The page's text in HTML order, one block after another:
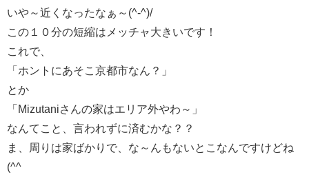
いや～近くなったなぁ～(^-^)/
この１０分の短縮はメッチャ大きいです！
これで、
「ホントにあそこ京都市なん？」
とか
「Mizutaniさんの家はエリア外やわ～」
なんてこと、言われずに済むかな？？
ま、周りは家ばかりで、な～んもないとこなんですけどね
(^^ゞ